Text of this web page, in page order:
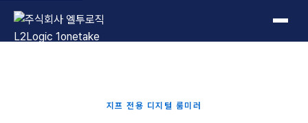
L2Logic 1onetake
지프 전용 디지털 룸미러